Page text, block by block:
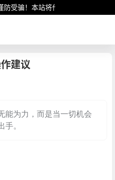
防受骗！本站将作为行业资讯共享
建议
能为力，而是当一切机会
手。